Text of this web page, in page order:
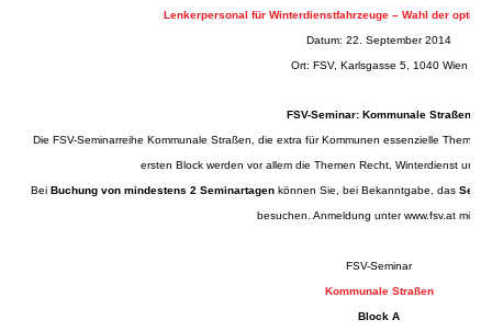
Lenkerpersonal für Winterdienstfahrzeuge – Wahl der
Datum: 22. September 2014
Ort: FSV, Karlsgasse 5, 1040 Wien
FSV-Seminar: Kommunale Straßen
Die FSV-Seminarreihe Kommunale Straßen, die extra für Kommunen essenzielle
ersten Block werden vor allem die Themen Recht, Winterdienst und
Bei Buchung von mindestens 2 Seminartagenkönnen Sie, bei Bekanntgabe, das
besuchen. Anmeldung unterwww.fsv.at
FSV-Seminar
Kommunale Straßen
Block A